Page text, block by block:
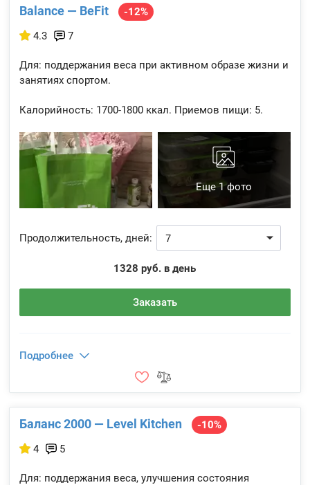
Balance — BeFit
-12%
4.3
7
Для: поддержания веса при активном образе жизни и
занятиях спортом.
Калорийность: 1700-1800 ккал. Приемов пищи: 5.
Еще 1 фото
Продолжительность, дней:
1328 руб. в день
Заказать
Подробнее
Баланс 2000 — Level Kitchen
-10%
4
5
Для: поддержания веса, улучшения состояния